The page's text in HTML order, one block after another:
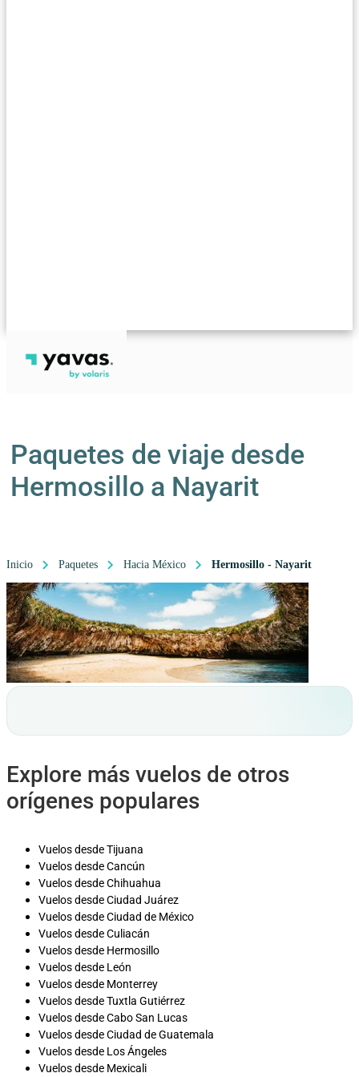
Paquetes de viaje desde
Hermosillo a Nayarit
Inicio Paquetes Hacia México Hermosillo - Nayarit
Explore más vuelos de otros
orígenes populares
Vuelos desde Tijuana
Vuelos desde Cancún
Vuelos desde Chihuahua
Vuelos desde Ciudad Juárez
Vuelos desde Ciudad de México
Vuelos desde Culiacán
Vuelos desde Hermosillo
Vuelos desde León
Vuelos desde Monterrey
Vuelos desde Tuxtla Gutiérrez
Vuelos desde Cabo San Lucas
Vuelos desde Ciudad de Guatemala
Vuelos desde Los Ángeles
Vuelos desde Mexicali